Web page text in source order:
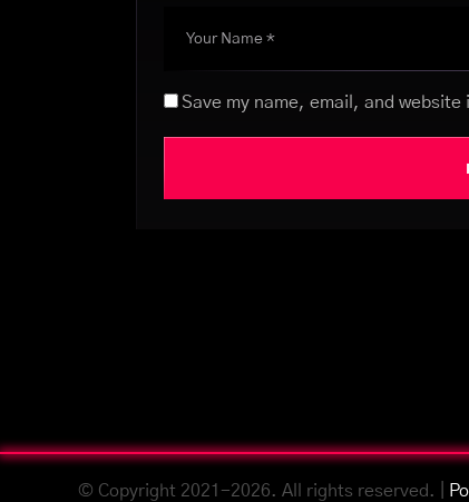
Save my name, email, and
© Copyright 2021-2026. All rights reserved. |